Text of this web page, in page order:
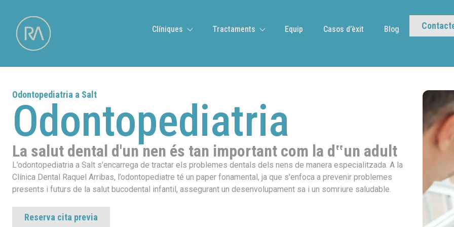
Clíniques Tractaments Equip Casos d’èxit Blog
Odontopediatria a Salt
Odontopediatria
La salut dental d'un nen és tan important com la d‟un adult
L’odontopediatria a Salt s’encarrega de tractar els problemes dentals dels nens de manera especialitzada. A la
Clínica Dental Raquel Arribas, l’odontopediatre té un paper fonamental, ja que s’enfoca a prevenir problemes
presents i futurs de la salut bucodental infantil, assegurant un desenvolupament sa i un somriure saludable.
Reserva cita previa